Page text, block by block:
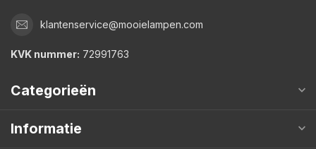
klantenservice@mooielampen.com
KVK nummer: 72991763
Categorieën
Informatie